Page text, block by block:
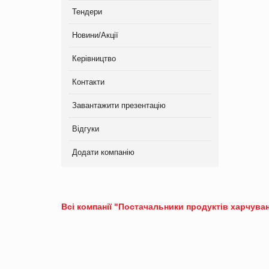
Тендери
Новини/Акції
Керівництво
Контакти
Завантажити презентацію
Відгуки
Додати компанію
Всі компанії "Постачальники продуктів